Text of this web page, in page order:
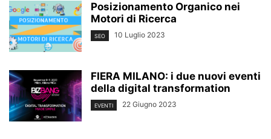
Posizionamento Organico nei
Motori di Ricerca
SEO 10 Luglio 2023
FIERA MILANO: i due nuovi eventi
della digital transformation
EVENTI 22 Giugno 2023